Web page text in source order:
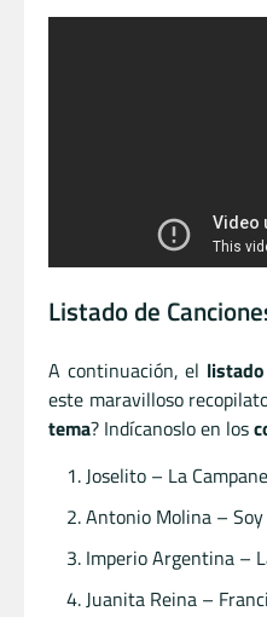
Listado de
A continuación, el
este maravilloso
tema? Indícanoslo en los
Joselito – La
Antonio Molina –
Imperio Argentina –
Juanita Reina –